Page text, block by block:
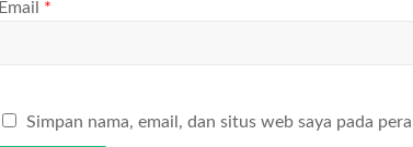
Email *
Simpan nama, email, dan situs web saya pada